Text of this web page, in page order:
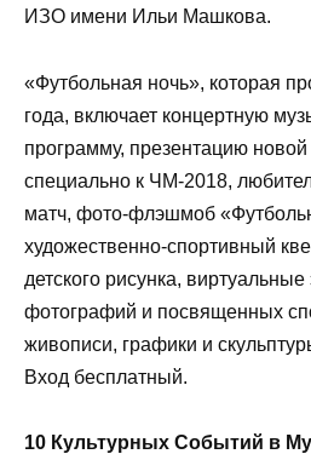
ИЗО имени Ильи Машкова.
«Футбольная ночь», которая
года, включает концертную
программу, презентацию
специально к ЧМ-2018,
матч, фото-флэшмоб
художественно-спортивный
детского рисунка, виртуальные
фотографий и посвященных
живописи, графики и
Вход бесплатный.
10 Культурных Событий в